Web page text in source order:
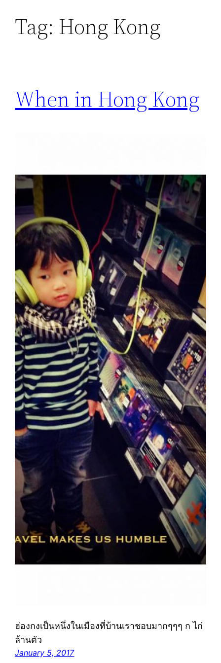
SkipTag: Hong Kong
When in Hong Kong
ฮ่องกงเป็นหนึ่งในเมืองที่บ้านเราชอบมากๆๆๆ ก ไก่
ล้านตัว
January 5, 2017